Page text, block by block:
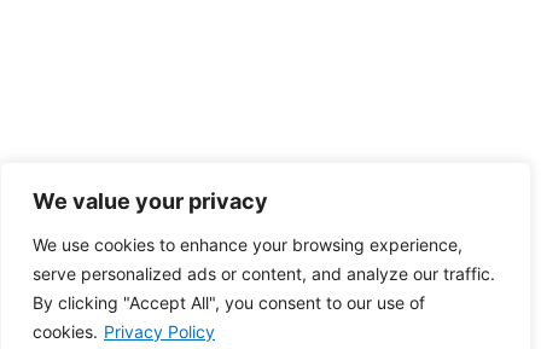
We value your privacy
We use cookies to enhance your browsing experience,
serve personalized ads or content, and analyze our traffic.
By clicking "Accept All", you consent to our use of
cookies. Privacy Policy